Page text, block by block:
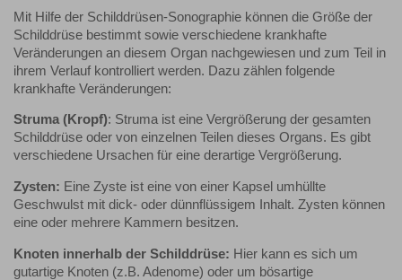
Mit Hilfe der Schilddrüsen-Sonographie können die Größe der
Schilddrüse bestimmt sowie verschiedene krankhafte
Veränderungen an diesem Organ nachgewiesen und zum Teil in
ihrem Verlauf kontrolliert werden. Dazu zählen folgende
krankhafte Veränderungen:
Struma (Kropf): Struma ist eine Vergrößerung der gesamten
Schilddrüse oder von einzelnen Teilen dieses Organs. Es gibt
verschiedene Ursachen für eine derartige Vergrößerung.
Zysten: Eine Zyste ist eine von einer Kapsel umhüllte
Geschwulst mit dick- oder dünnflüssigem Inhalt. Zysten können
eine oder mehrere Kammern besitzen.
Knoten innerhalb der Schilddrüse: Hier kann es sich um
gutartige Knoten (z.B. Adenome) oder um bösartige